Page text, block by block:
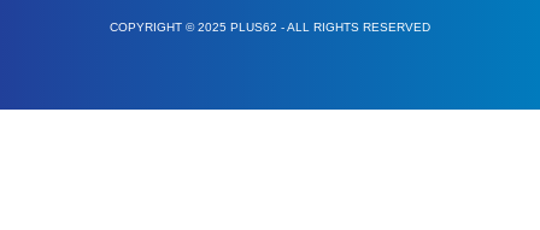
COPYRIGHT © 2025 PLUS62 - ALL RIGHTS RESERVED